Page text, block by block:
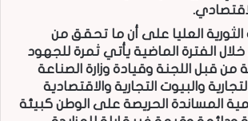
الثورية العليا على أن ما تحقق من
الفترة الماضية يأتي ثمرة للجهود
من قبل اللجنة وقيادة وزارة الصناعة
والبيوت التجارية والاقتصادية
المساندة الحريصة على الوطن كبيئة